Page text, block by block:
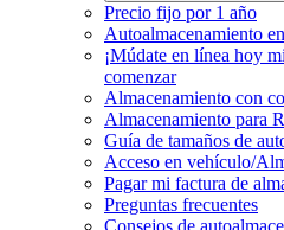
Precio fijo por 1 año
Autoalmacenamiento en
¡Múdate en línea hoy
comenzar
Almacenamiento con
Almacenamiento para
Guía de tamaños de
Acceso en vehículo/
Pagar mi factura de
Preguntas frecuentes
Consejos de